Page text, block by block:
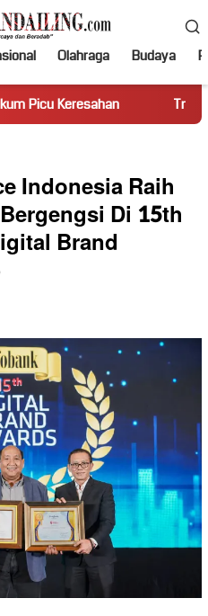
Olahraga Budaya
Truk Miring Hambat
Indonesia Raih
Di 15th
Brand